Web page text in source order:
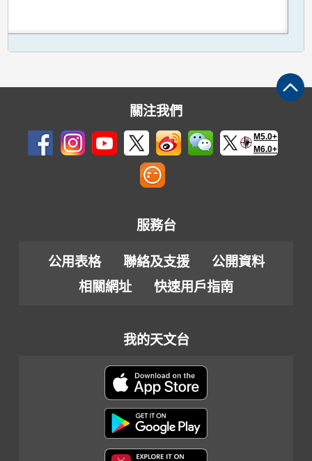
關注我們
M5.0+
M6.0+
服務台
公用表格 聯絡及支援
公開資料
相關網址
快速用戶指南
我的天文台